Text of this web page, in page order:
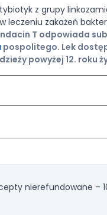
z grupy
leczeniu zakażeń
T odpowiada
pospolitego. Lek
powyżej 12. roku
nierefundowane –